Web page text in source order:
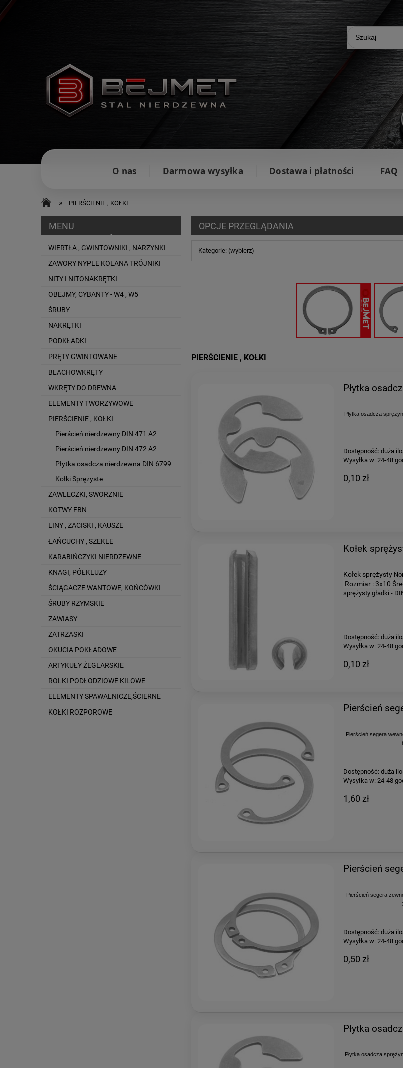
O nas Darmowa wysyłka Dostawa i płatności FAQ
» PIERŚCIENIE , KOŁKI
MENU
WIERTŁA , GWINTOWNIKI , NARZYNKI
ZAWORY NYPLE KOLANA TRÓJNIKI
NITY I NITONAKRĘTKI
OBEJMY, CYBANTY - W4 , W5
ŚRUBY
NAKRĘTKI
PODKŁADKI
PRĘTY GWINTOWANE
BLACHOWKRĘTY
WKRĘTY DO DREWNA
ELEMENTY TWORZYWOWE
PIERŚCIENIE , KOŁKI
Pierścień nierdzewny DIN 471 A2
Pierścień nierdzewny DIN 472 A2
Płytka osadcza nierdzewna DIN 6799
Kołki Sprężyste
ZAWLECZKI, SWORZNIE
KOTWY FBN
LINY , ZACISKI , KAUSZE
ŁAŃCUCHY , SZEKLE
KARABIŃCZYKI NIERDZEWNE
KNAGI, PÓŁKLUZY
ŚCIĄGACZE WANTOWE, KOŃCÓWKI
ŚRUBY RZYMSKIE
ZAWIASY
ZATRZASKI
OKUCIA POKŁADOWE
ARTYKUŁY ŻEGLARSKIE
ROLKI PODŁODZIOWE KILOWE
ELEMENTY SPAWALNICZE,ŚCIERNE
KOŁKI ROZPOROWE
OPCJE PRZEGLĄDANIA
Kategorie: (wybierz)
PIERŚCIENIE , KOŁKI
Płytka
Płytka osadcza
Dostępność: duża
Wysyłka w: 24-48
0,10 zł
Kołek
Kołek sprężysty
Rozmiar : 3x10
sprężysty gładki -
Dostępność: duża
Wysyłka w: 24-48
0,10 zł
Pierścień
Pierścień segera
Dostępność: duża
Wysyłka w: 24-48
1,60 zł
Pierścień
Pierścień segera
Dostępność: duża
Wysyłka w: 24-48
0,50 zł
Płytka
Płytka osadcza